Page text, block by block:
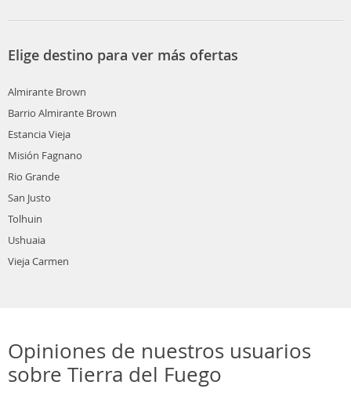
Elige destino para ver más ofertas
Almirante Brown
Barrio Almirante Brown
Estancia Vieja
Misión Fagnano
Rio Grande
San Justo
Tolhuin
Ushuaia
Vieja Carmen
Opiniones de nuestros usuarios
sobre Tierra del Fuego